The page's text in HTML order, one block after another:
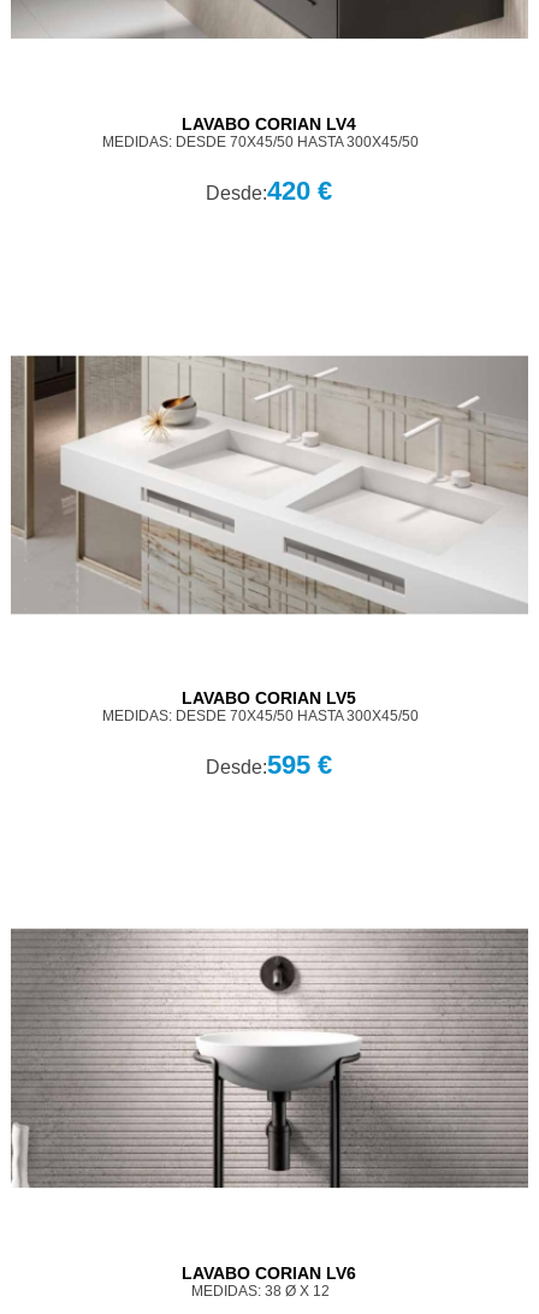
LAVABO CORIAN LV4
MEDIDAS: DESDE 70X45/50 HASTA 300X45/50
Desde:420 €
LAVABO CORIAN LV5
MEDIDAS: DESDE 70X45/50 HASTA 300X45/50
Desde:595 €
LAVABO CORIAN LV6
MEDIDAS: 38 Ø X 12